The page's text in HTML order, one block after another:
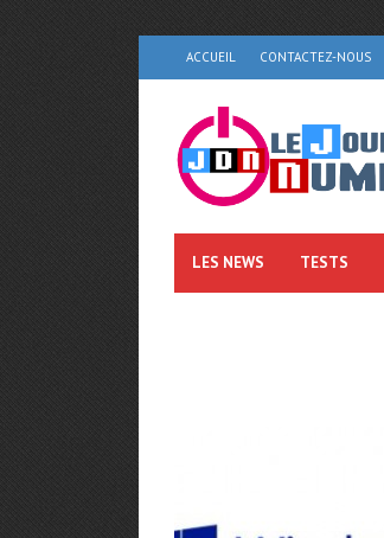
ACCUEIL CONTACTEZ-NOUS
LES NEWS TESTS